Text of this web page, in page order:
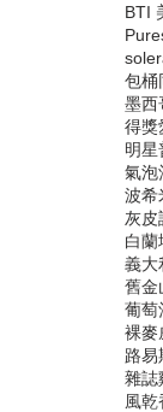
BTI
包桶
墨西
得獎
明星
氣泡
波希
灰皮
白蘭
義大
舊金
葡萄
裸麥
路易
雜誌
風乾